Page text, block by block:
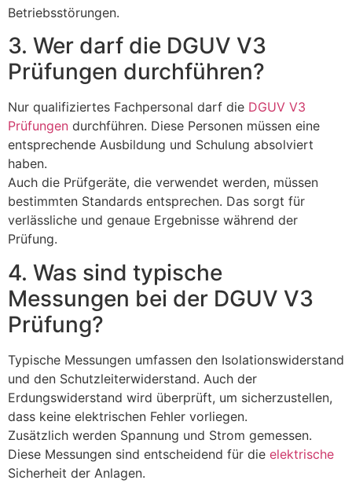
Betriebsstörungen.
3. Wer darf die DGUV V3
Prüfungen durchführen?
Nur qualifiziertes Fachpersonal darf die DGUV V3
Prüfungen durchführen. Diese Personen müssen eine
entsprechende Ausbildung und Schulung absolviert
haben.
Auch die Prüfgeräte, die verwendet werden, müssen
bestimmten Standards entsprechen. Das sorgt für
verlässliche und genaue Ergebnisse während der
Prüfung.
4. Was sind typische
Messungen bei der DGUV V3
Prüfung?
Typische Messungen umfassen den Isolationswiderstand
und den Schutzleiterwiderstand. Auch der
Erdungswiderstand wird überprüft, um sicherzustellen,
dass keine elektrischen Fehler vorliegen.
Zusätzlich werden Spannung und Strom gemessen.
Diese Messungen sind entscheidend für die elektrische
Sicherheit der Anlagen.